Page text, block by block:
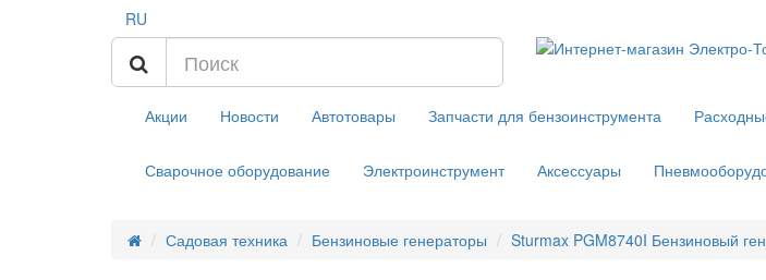
RU
Акции Новости Автотовары Запчасти для бензоинструмента
Сварочное оборудование Электроинструмент Аксессуары
Садовая техника Бензиновые генераторы Sturmax PGM8740I Бензиновый